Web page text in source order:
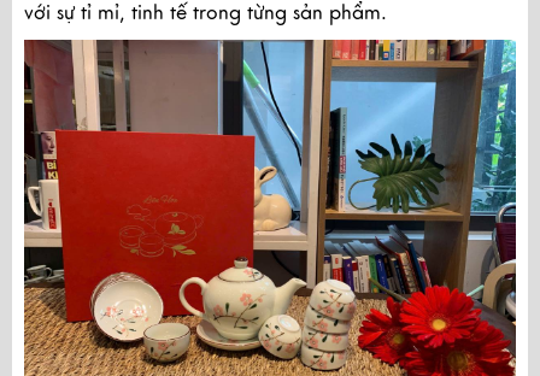
với sự tỉ mỉ, tinh tế trong từng sản phẩm.